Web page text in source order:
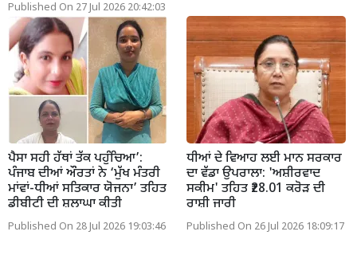
Published On 27 Jul 2026 20:42:03
ਪੈਸਾ ਸਹੀ ਹੱਥਾਂ ਤੱਕ ਪਹੁੰਚਿਆ’:
ਪੰਜਾਬ ਦੀਆਂ ਔਰਤਾਂ ਨੇ ‘ਮੁੱਖ ਮੰਤਰੀ
ਮਾਂਵਾਂ-ਧੀਆਂ ਸਤਿਕਾਰ ਯੋਜਨਾ’ ਤਹਿਤ
ਡੀਬੀਟੀ ਦੀ ਸ਼ਲਾਘਾ ਕੀਤੀ
Published On 28 Jul 2026 19:03:46
ਧੀਆਂ ਦੇ ਵਿਆਹ ਲਈ ਮਾਨ ਸਰਕਾਰ
ਦਾ ਵੱਡਾ ਉਪਰਾਲਾ: 'ਅਸ਼ੀਰਵਾਦ
ਸਕੀਮ' ਤਹਿਤ ₹28.01 ਕਰੋੜ ਦੀ
ਰਾਸ਼ੀ ਜਾਰੀ
Published On 26 Jul 2026 18:09:17